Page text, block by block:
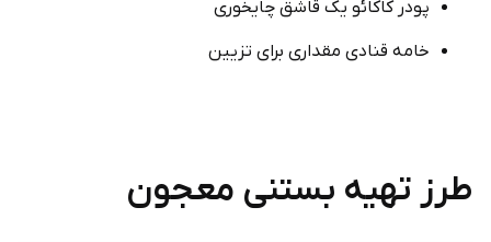
پودر کاکائو یک قاشق چایخوری
خامه قنادی مقداری برای تزیین
طرز تهیه بستنی معجون